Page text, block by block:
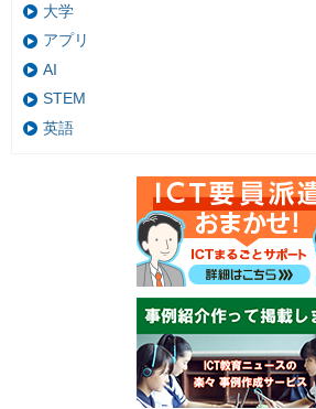
大学
アプリ
AI
STEM
英語